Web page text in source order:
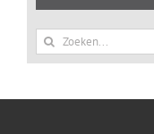
Zoeken
naar: